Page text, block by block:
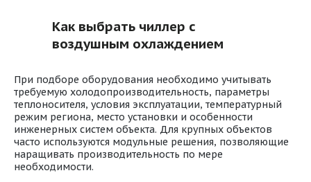
Как выбрать чиллер с
воздушным охлаждением
При подборе оборудования необходимо учитывать
требуемую холодопроизводительность, параметры
теплоносителя, условия эксплуатации, температурный
режим региона, место установки и особенности
инженерных систем объекта. Для крупных объектов
часто используются модульные решения, позволяющие
наращивать производительность по мере
необходимости.